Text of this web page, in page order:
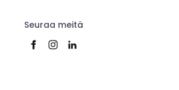
Seuraa meitä